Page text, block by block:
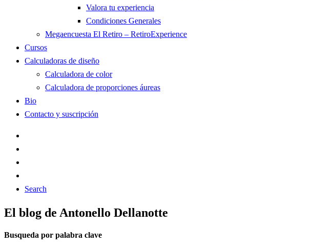
Valora tu experiencia
Condiciones Generales
Megaencuesta El Retiro – RetiroExperience
Cursos
Calculadoras de diseño
Calculadora de color
Calculadora de proporciones áureas
Bio
Contacto y suscripción
Search
El blog de Antonello Dellanotte
Busqueda por palabra clave